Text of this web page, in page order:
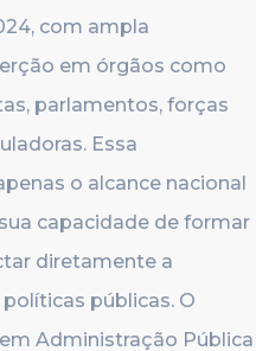
com ampla
em órgãos como
parlamentos, forças
Essa
o alcance nacional
capacidade de formar
diretamente a
públicas. O
Administração Pública